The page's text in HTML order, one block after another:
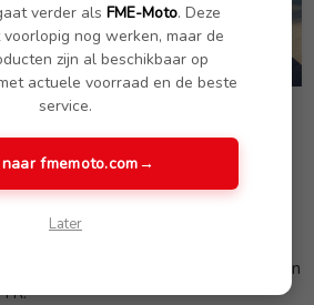
is ook genoeg te zien en te
op een blauw metallic BMW X7
pick-up truck, er staat zelfs een
het bed van de pick-up. Het gaat
of-a-kind exemplaar die niet op de
ook verschillende zelf gebouwde
BMW Spitfire motorfiets van
verder als FME-Moto. Deze
nog werken, maar de
zijn al beschikbaar op
actuele voorraad en de beste
service.
fmemoto.com→
Later